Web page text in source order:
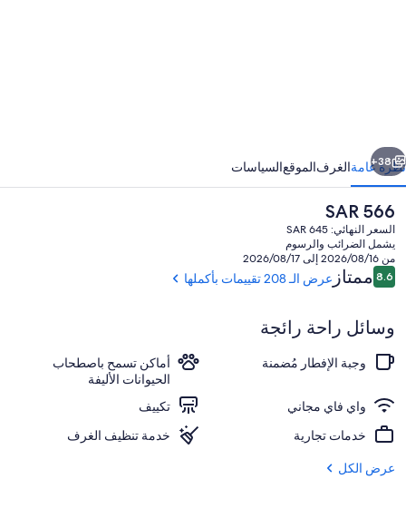
حديقة
التالي
38+
نظرة عامةالغرفالموقعالسياسات
السعر
الحالي
هو
SAR
566
SAR 566
السعر النهائي: SAR 645
يشمل الضرائب والرسوم
من 2026/08/16 إلى 2026/08/17
التقييمات
8.68.6 من 10ممتاز عرض الـ 208 تقييمات بأكملها
وسائل راحة رائجة
وجبة الإفطار مُضمنة
أماكن تسمح باصطحاب
الحيوانات الأليفة
واي فاي مجاني
تكييف
خدمات تجارية
خدمة تنظيف الغرف
عرض الكل